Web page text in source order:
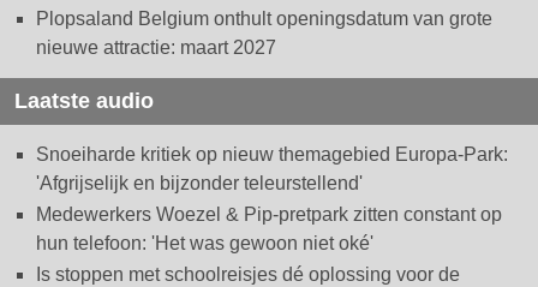
Plopsaland Belgium onthult openingsdatum van grote
nieuwe attractie: maart 2027
Laatste audio
Snoeiharde kritiek op nieuw themagebied Europa-Park:
'Afgrijselijk en bijzonder teleurstellend'
Medewerkers Woezel & Pip-pretpark zitten constant op
hun telefoon: 'Het was gewoon niet oké'
Is stoppen met schoolreisjes dé oplossing voor de